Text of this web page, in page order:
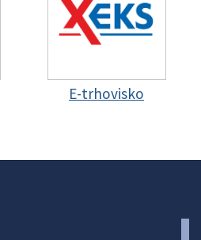
E-trhovisko